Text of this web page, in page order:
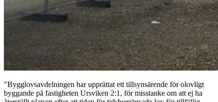
"Bygglovsavdelningen har upprättat ett tillsynsärende för olovligt
byggande på fastigheten Ursviken 2:1, för misstanke om att ej ha